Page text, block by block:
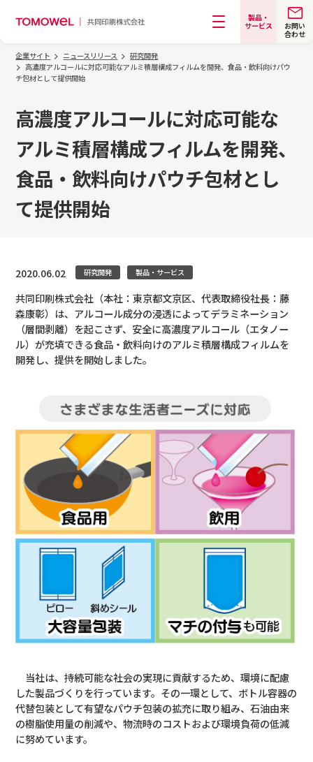
製品・
サービス
お問い
合わせ
企業サイト ニュースリリース
研究開発
高濃度アルコールに対応可能なアルミ積層構成フィルムを開発、食品・飲料向けパウ
チ包材として提供開始
高濃度アルコールに対応可能な
アルミ積層構成フィルムを開発、
食品・飲料向けパウチ包材とし
て提供開始
2020.06.02 研究開発 製品・サービス
共同印刷株式会社（本社：東京都文京区、代表取締役社長：藤
森康彰）は、アルコール成分の浸透によってデラミネーション
（層間剥離）を起こさず、安全に高濃度アルコール（エタノー
ル）が充填できる食品・飲料向けのアルミ積層構成フィルムを
開発し、提供を開始しました。
当社は、持続可能な社会の実現に貢献するため、環境に配慮
した製品づくりを行っています。その一環として、ボトル容器の
代替包装として有望なパウチ包装の拡充に取り組み、石油由来
の樹脂使用量の削減や、物流時のコストおよび環境負荷の低減
に努めています。